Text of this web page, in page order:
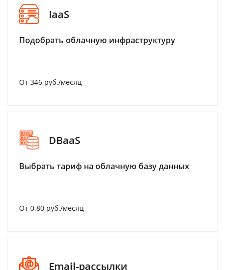
IaaS
Подобрать облачную инфраструктуру
От 346 руб./месяц
DBaaS
Выбрать тариф на облачную базу данных
От 0.80 руб./месяц
Email-рассылки